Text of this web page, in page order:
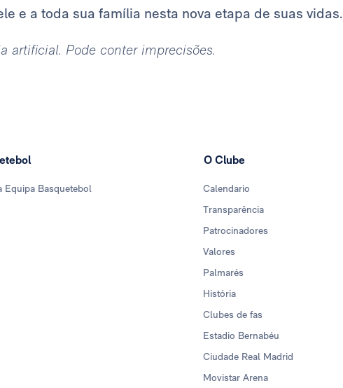
e a toda sua família nesta nova etapa de suas vidas.
artificial. Pode conter imprecisões.
Equipa Basquetebol
O Clube
Calendario
Transparência
Patrocinadores
Valores
Palmarés
História
Clubes de fas
Estadio Bernabéu
Ciudade Real Madrid
Movistar Arena